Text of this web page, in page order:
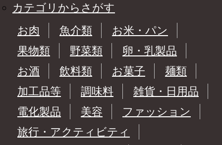
カテゴリからさがす
お肉
魚介類
お米・パン
果物類
野菜類
卵・乳製品
お酒
飲料類 お菓子
麺類
加工品等
調味料
雑貨・日用品
電化製品
美容
ファッション
旅行・アクティビティ